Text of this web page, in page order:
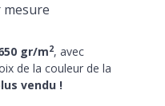
gr/m2, avec
de la couleur de la
vendu !